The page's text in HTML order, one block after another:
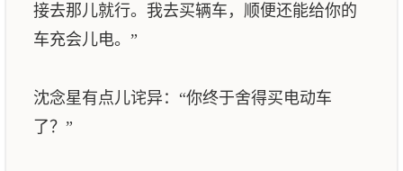
接去那儿就行。我去买辆车，顺便还能给你的
车充会儿电。”
沈念星有点儿诧异：“你终于舍得买电动车
了？”